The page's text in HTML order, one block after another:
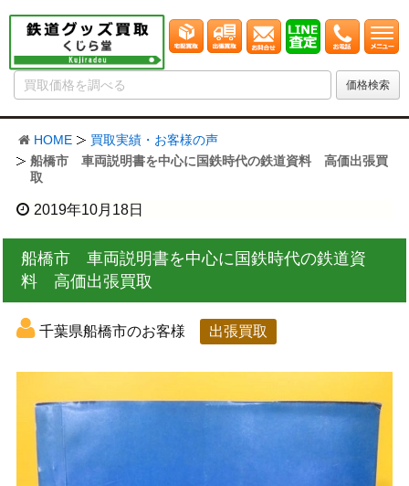
HOME
買取実績・お客様の声
船橋市 車両説明書を中心に国鉄時代の鉄道資料 高価出張買
取
2019年10月18日
船橋市 車両説明書を中心に国鉄時代の鉄道資
料 高価出張買取
千葉県船橋市のお客様 出張買取